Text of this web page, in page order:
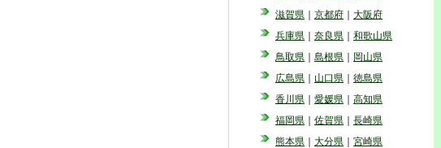
滋賀県
京都府
大阪府
兵庫県
奈良県
和歌山県
鳥取県
島根県
岡山県
広島県
山口県
徳島県
香川県
愛媛県
高知県
福岡県
佐賀県
長崎県
熊本県
大分県
宮崎県